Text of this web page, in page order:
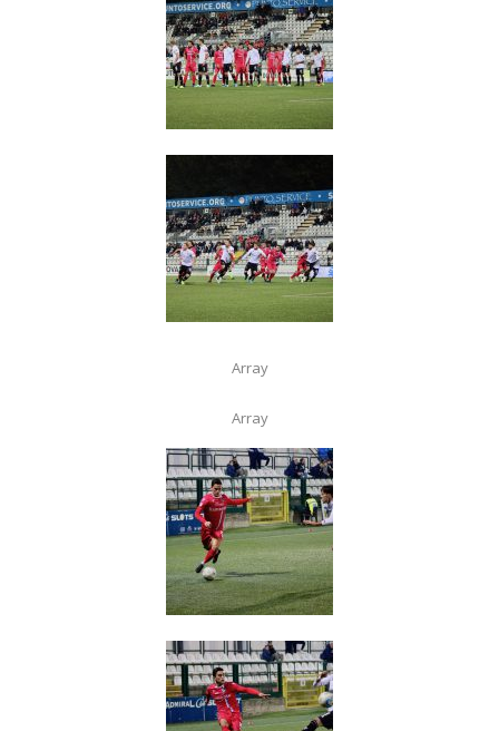
Array
Array